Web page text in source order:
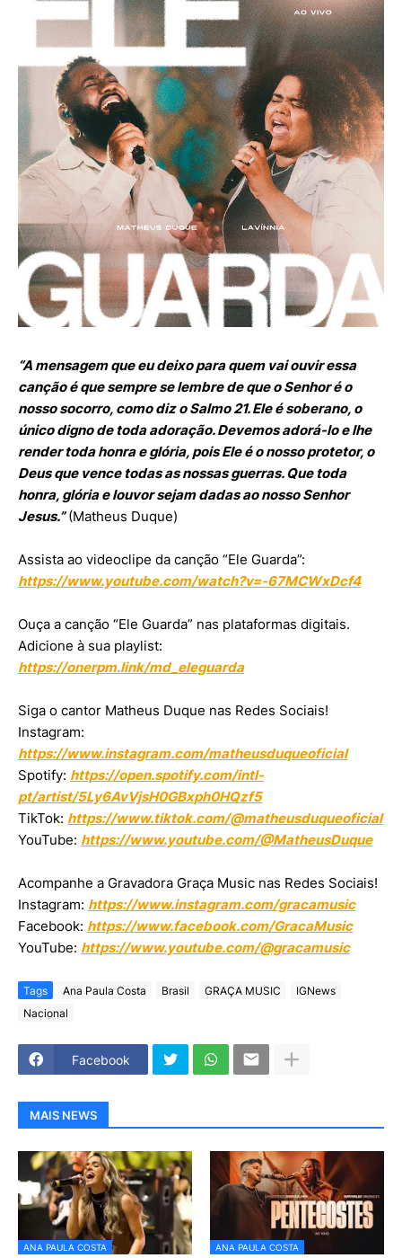
“A mensagem que eu deixo para quem vai ouvir essa
canção é que sempre se lembre de que o Senhor é o
nosso socorro, como diz o Salmo 21. Ele é soberano, o
único digno de toda adoração. Devemos adorá-lo e lhe
render toda honra e glória, pois Ele é o nosso protetor, o
Deus que vence todas as nossas guerras. Que toda
honra, glória e louvor sejam dadas ao nosso Senhor
Jesus.”(Matheus Duque)
Assista ao videoclipe da canção “Ele Guarda”:
https://www.youtube.com/watch?v=-67MCWxDcf4
Ouça a canção “Ele Guarda” nas plataformas digitais.
Adicione à sua playlist:
https://onerpm.link/md_eleguarda
Siga o cantor Matheus Duque nas Redes Sociais!
Instagram:
https://www.instagram.com/matheusduqueoficial
Spotify: https://open.spotify.com/intl-
pt/artist/5Ly6AvVjsH0GBxph0HQzf5
TikTok: https://www.tiktok.com/@matheusduqueoficial
YouTube: https://www.youtube.com/@MatheusDuque
Acompanhe a Gravadora Graça Music nas Redes Sociais!
Instagram: https://www.instagram.com/gracamusic
Facebook: https://www.facebook.com/GracaMusic
YouTube: https://www.youtube.com/@gracamusic
Tags Ana Paula Costa Brasil GRAÇA MUSIC
IGNews
Nacional
Facebook
MAIS NEWS
ANA PAULA COSTA ANA PAULA COSTA